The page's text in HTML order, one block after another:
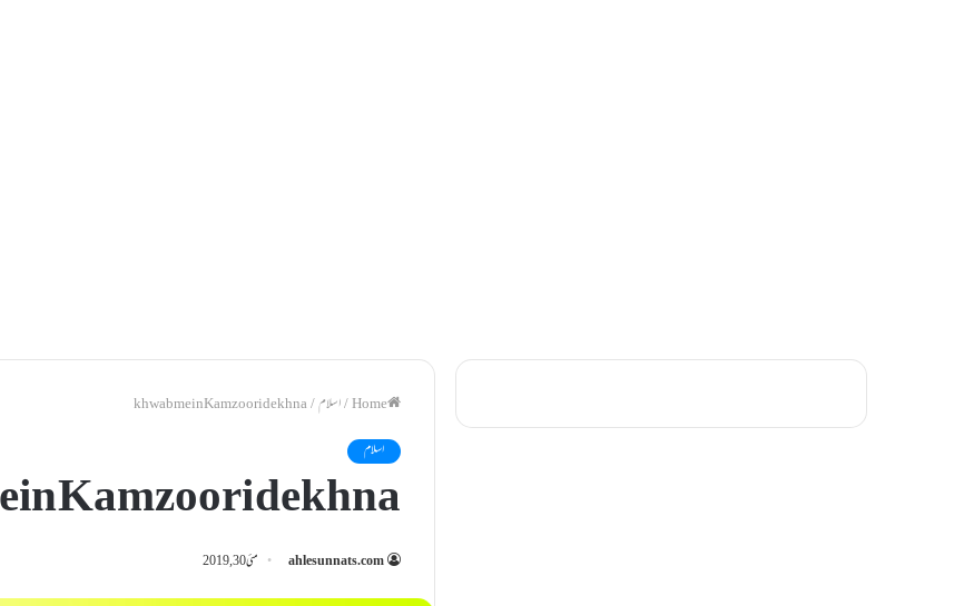
/اسلام/
khwab mein Kamzoori dekhna
اسلام
Kamzoori dekhna
ahlesunnats.com مئی 30, 2019